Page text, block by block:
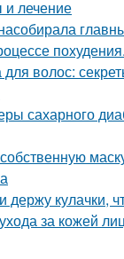
и лечение
похудения.
волос:
сахарного
кулачки,
за кожей